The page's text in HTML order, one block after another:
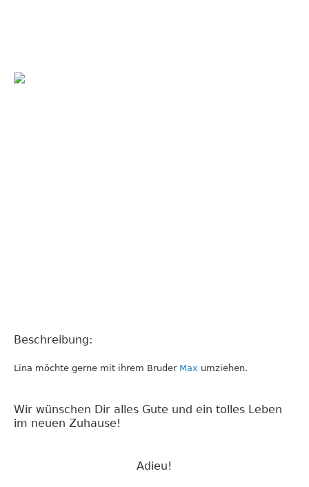
Beschreibung:
Lina möchte gerne mit ihrem Bruder Max umziehen.
Wir wünschen Dir alles Gute und ein tolles Leben
im neuen Zuhause!
Adieu!